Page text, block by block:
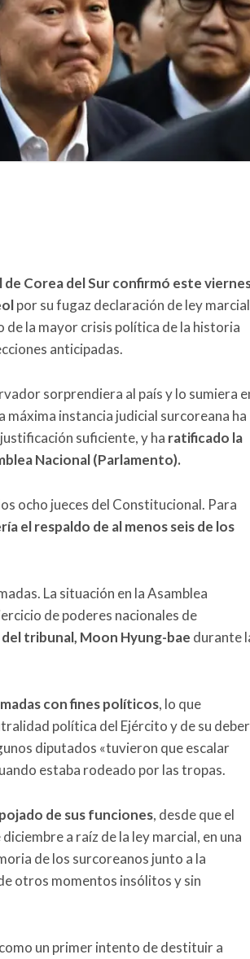
Corea del Sur confirmó este
por su fugaz declaración de ley marcial
de la mayor crisis política de la historia
anticipadas.
sorprendiera al país y lo sumiera
máxima instancia judicial surcoreana ha
suficiente, y ha ratificado la
Nacional (Parlamento).
ocho jueces del Constitucional. Para
el respaldo de al menos seis de los
La situación en la Asamblea
de poderes nacionales de
tribunal, Moon Hyung-bae durante
con fines políticos, lo que
política del Ejército y de su deber
diputados «tuvieron que escalar
estaba rodeado por las tropas.
de sus funciones, desde que el
a raíz de la ley marcial, en una
de los surcoreanos junto a la
otros momentos insólitos y sin
un primer intento de destituir a